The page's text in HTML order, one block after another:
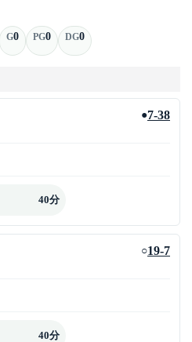
G0 PG0 DG0
●7-38
40分
○19-7
40分